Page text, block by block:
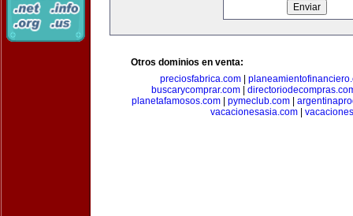
Otros dominios en venta:
preciosfabrica.com|
buscarycomprar.com|
planetafamosos.com| pymeclub.com|
vacacionesasia.com